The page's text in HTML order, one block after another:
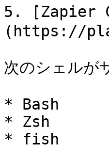
5. [Zapier
(https://
次のシェルが
* Bash
* Zsh
* fish